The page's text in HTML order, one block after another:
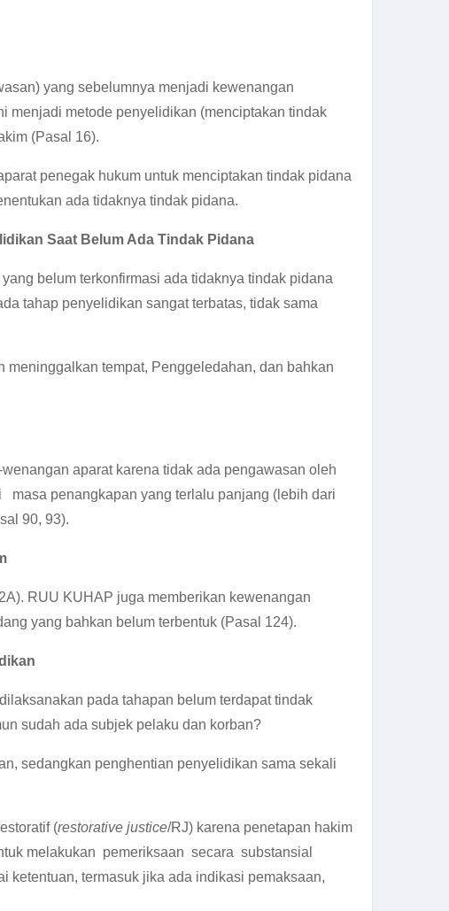
yang sebelumnya menjadi kewenangan
menjadi metode penyelidikan (menciptakan tindak
(Pasal 16).
penegak hukum untuk menciptakan tindak pidana
ada tidaknya tindak pidana.
lidikan Saat Belum Ada Tindak Pidana
belum terkonfirmasi ada tidaknya tindak pidana
tahap penyelidikan sangat terbatas, tidak sama
tempat, Penggeledahan, dan bahkan
aparat karena tidak ada pengawasan oleh
penangkapan yang terlalu panjang (lebih dari
90, 93).
RUU KUHAP juga memberikan kewenangan
yang bahkan belum terbentuk (Pasal 124).
pada tahapan belum terdapat tindak
sudah ada subjek pelaku dan korban?
sedangkan penghentian penyelidikan sama sekali
(restorative justice/RJ) karena penetapan hakim
melakukan pemeriksaan secara substansial
termasuk jika ada indikasi pemaksaan,